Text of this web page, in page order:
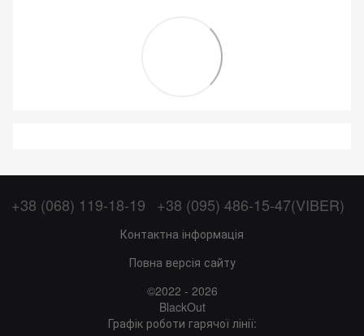
+38 (068) 119-18-19 +38 (095) 486-15-47(VIBER)
Контактна інформація
Повна версія сайту
©2022 - 2026
BlackOut
Графік роботи гарячої лінії: